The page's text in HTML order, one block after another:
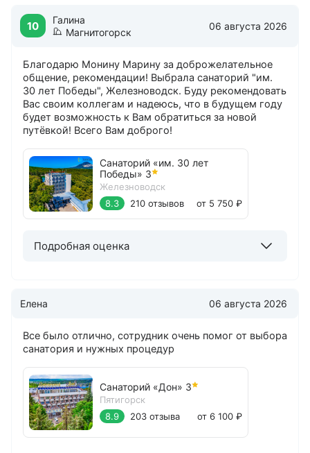
10
Галина
Магнитогорск
06 августа 2026
Благодарю Монину Марину за доброжелательное
общение, рекомендации! Выбрала санаторий "им.
30 лет Победы", Железноводск. Буду рекомендовать
Вас своим коллегам и надеюсь, что в будущем году
будет возможность к Вам обратиться за новой
путёвкой! Всего Вам доброго!
Санаторий «им. 30 лет
Победы» 3
Железноводск
8.3
210 отзывов от 5 750 ₽
Подробная оценка
Елена 06 августа 2026
Все было отлично, сотрудник очень помог от выбора
санатория и нужных процедур
Санаторий «Дон» 3
Пятигорск
8.9
203 отзыва от 6 100 ₽